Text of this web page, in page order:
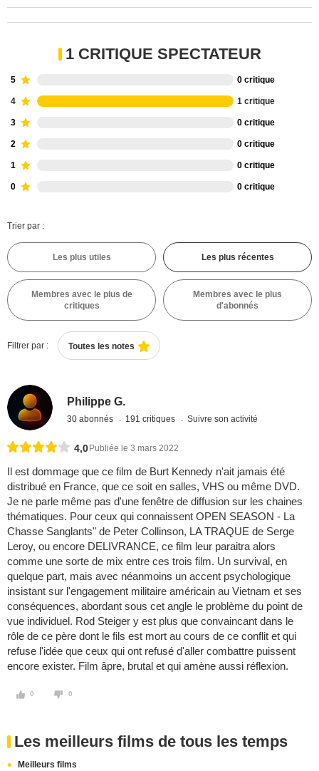
1 CRITIQUE SPECTATEUR
5 0 critique
4 1 critique
3 0 critique
2 0 critique
1 0 critique
0 0 critique
Trier par :
Les plus utiles Les plus récentes
Membres avec le plus de
critiques
Membres avec le plus
d'abonnés
Filtrer par : Toutes les notes
Philippe G.
30 abonnés 191 critiques Suivre son activité
4,0 Publiée le 3 mars 2022
Il est dommage que ce film de Burt Kennedy n'ait jamais été
distribué en France, que ce soit en salles, VHS ou même DVD.
Je ne parle même pas d'une fenêtre de diffusion sur les chaines
thématiques. Pour ceux qui connaissent OPEN SEASON - La
Chasse Sanglants" de Peter Collinson, LA TRAQUE de Serge
Leroy, ou encore DELIVRANCE, ce film leur paraitra alors
comme une sorte de mix entre ces trois film. Un survival, en
quelque part, mais avec néanmoins un accent psychologique
insistant sur l'engagement militaire américain au Vietnam et ses
conséquences, abordant sous cet angle le problème du point de
vue individuel. Rod Steiger y est plus que convaincant dans le
rôle de ce père dont le fils est mort au cours de ce conflit et qui
refuse l'idée que ceux qui ont refusé d'aller combattre puissent
encore exister. Film âpre, brutal et qui amène aussi réflexion.
0 0
Les meilleurs films de tous les temps
Meilleurs films